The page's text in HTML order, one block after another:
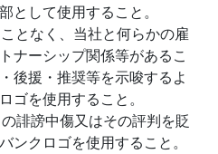
として使用すること。
となく、当社と何らかの雇
ナーシップ関係等があるこ
後援・推奨等を示唆するよ
ゴを使用すること。
誹謗中傷又はその評判を貶
ンクロゴを使用すること。